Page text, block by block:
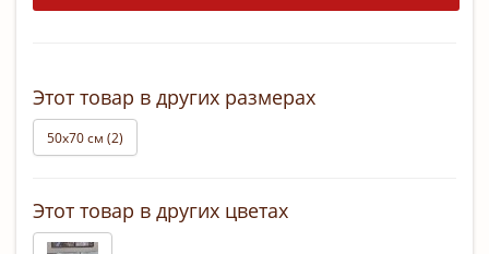
Этот товар в других размерах
50х70 см (2)
Этот товар в других цветах